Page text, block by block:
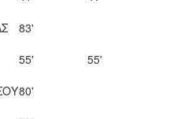
83'
55'
55'
80'